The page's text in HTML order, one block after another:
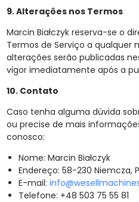
9. Alterações nos Termos
Marcin Białczyk reserva-se o
Termos de Serviço a qualquer
alterações serão publicadas
vigor imediatamente após a
10. Contato
Caso tenha alguma dúvida
ou precise de mais
conosco:
Nome: Marcin Białczyk
Endereço: 58-230 Niemcza,
E-mail:
Telefone: +48 503 75 55 81